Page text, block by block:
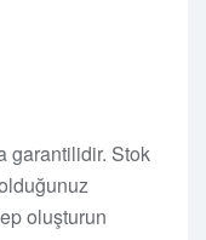
garantilidir. Stok
oluşturun